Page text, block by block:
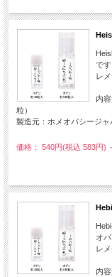
で
レ
内
粒）
製造元：ホメオパシージャ
価格： 540円(税込 583円)
オ
レ
内